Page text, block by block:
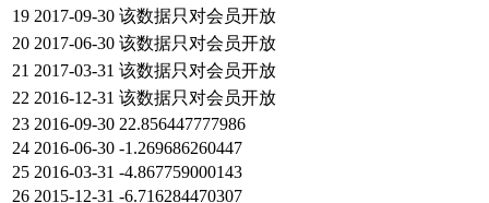
19 2017-09-30 该数据只对会员开放
20 2017-06-30 该数据只对会员开放
21 2017-03-31 该数据只对会员开放
22 2016-12-31 该数据只对会员开放
23 2016-09-30 22.856447777986
24 2016-06-30 -1.269686260447
25 2016-03-31 -4.867759000143
26 2015-12-31 -6.716284470307